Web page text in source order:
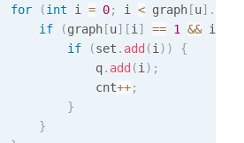
for
(int i = 0; i < graph [u] .
if
(graph [u] [i] == 1 && i
if
(set . add (i) )
{
q
. add (i) ;
cnt
++;
}
}